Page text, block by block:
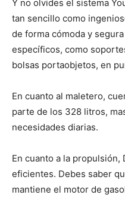
Y no olvides el sistema
tan sencillo como
de forma cómoda y
específicos, como
bolsas portaobjetos, en
En cuanto al maletero,
parte de los 328 litros,
necesidades diarias.
En cuanto a la
eficientes. Debes saber
mantiene el motor de